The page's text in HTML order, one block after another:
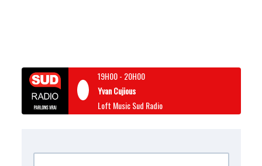
19H00- 20H00
Yvan Cujious
Loft Music Sud Radio